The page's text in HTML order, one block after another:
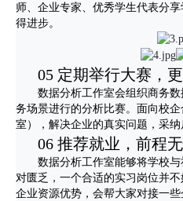
师、企业专家、优秀学生代表分
得进步。
05 定期举行大赛，
数据分析工作室会组织商务
务场景进行的分析比赛。面向校
室），解决企业的真实问题，采纳
06 推荐就业，前程
数据分析工作室能够将学校
对匮乏，一个合适的实习岗位并
企业资源优势，会帮大家对接一